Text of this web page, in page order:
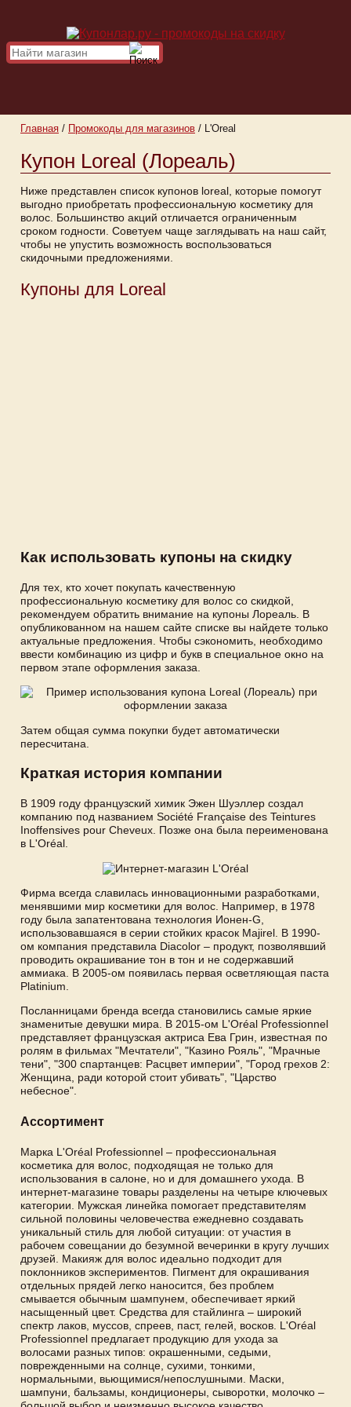
Главная / Промокоды для магазинов / L'Oreal
Купон Loreal (Лореаль)
Ниже представлен список купонов loreal, которые помогут
выгодно приобретать профессиональную косметику для
волос. Большинство акций отличается ограниченным
сроком годности. Советуем чаще заглядывать на наш сайт,
чтобы не упустить возможность воспользоваться
скидочными предложениями.
Купоны для Loreal
Как использовать купоны на скидку
Для тех, кто хочет покупать качественную
профессиональную косметику для волос со скидкой,
рекомендуем обратить внимание на купоны Лореаль. В
опубликованном на нашем сайте списке вы найдете только
актуальные предложения. Чтобы сэкономить, необходимо
ввести комбинацию из цифр и букв в специальное окно на
первом этапе оформления заказа.
Затем общая сумма покупки будет автоматически
пересчитана.
Краткая история компании
В 1909 году французский химик Эжен Шуэллер создал
компанию под названием Société Française des Teintures
Inoffensives pour Cheveux. Позже она была переименована
в L'Oréal.
Фирма всегда славилась инновационными разработками,
менявшими мир косметики для волос. Например, в 1978
году была запатентована технология Ионен-G,
использовавшаяся в серии стойких красок Majirel. В 1990-
ом компания представила Diacolor – продукт, позволявший
проводить окрашивание тон в тон и не содержавший
аммиака. В 2005-ом появилась первая осветляющая паста
Platinium.
Посланницами бренда всегда становились самые яркие
знаменитые девушки мира. В 2015-ом L'Oréal Professionnel
представляет французская актриса Ева Грин, известная по
ролям в фильмах "Мечтатели", "Казино Рояль", "Мрачные
тени", "300 спартанцев: Расцвет империи", "Город грехов 2:
Женщина, ради которой стоит убивать", "Царство
небесное".
Ассортимент
Марка L'Oréal Professionnel – профессиональная
косметика для волос, подходящая не только для
использования в салоне, но и для домашнего ухода. В
интернет-магазине товары разделены на четыре ключевых
категории. Мужская линейка помогает представителям
сильной половины человечества ежедневно создавать
уникальный стиль для любой ситуации: от участия в
рабочем совещании до безумной вечеринки в кругу лучших
друзей. Макияж для волос идеально подходит для
поклонников экспериментов. Пигмент для окрашивания
отдельных прядей легко наносится, без проблем
смывается обычным шампунем, обеспечивает яркий
насыщенный цвет. Средства для стайлинга – широкий
спектр лаков, муссов, спреев, паст, гелей, восков. L'Oréal
Professionnel предлагает продукцию для ухода за
волосами разных типов: окрашенными, седыми,
поврежденными на солнце, сухими, тонкими,
нормальными, вьющимися/непослушными. Маски,
шампуни, бальзамы, кондиционеры, сыворотки, молочко –